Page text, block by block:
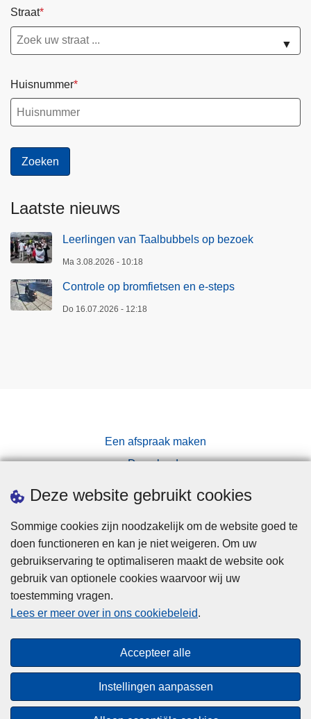
Deze website gebruikt cookies
Sommige cookies zijn noodzakelijk om de website goed te
doen functioneren en kan je niet weigeren. Om uw
gebruikservaring te optimaliseren maakt de website ook
gebruik van optionele cookies waarvoor wij uw
toestemming vragen.
Lees er meer over in ons cookiebeleid.
Accepteer alle
Instellingen aanpassen
Straat
▼
Huisnummer
Laatste nieuws
Leerlingen van Taalbubbels op bezoek
Ma 3.08.2026 - 10:18
Controle op bromfietsen en e-steps
Do 16.07.2026 - 12:18
Een afspraak maken
Downloads
Pers
Privacy
Toegankelijkheid
© 2026 Politie.be